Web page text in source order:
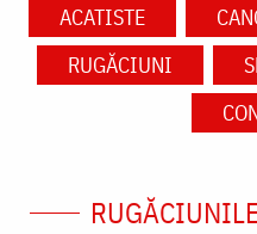
ACATISTE
RUGĂCIUNI